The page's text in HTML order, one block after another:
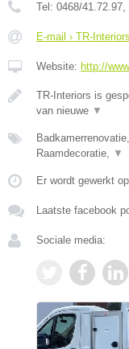
Tel: 0468/41.72.97,
E-mail › TR-Interiors
Website: http://
TR-Interiors is
van nieuwe ▼
Raamdecoratie, ▼
Er wordt gewerkt
Laatste facebook
Sociale media: